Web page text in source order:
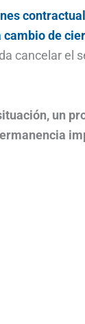
cambio de
cancelar el
un